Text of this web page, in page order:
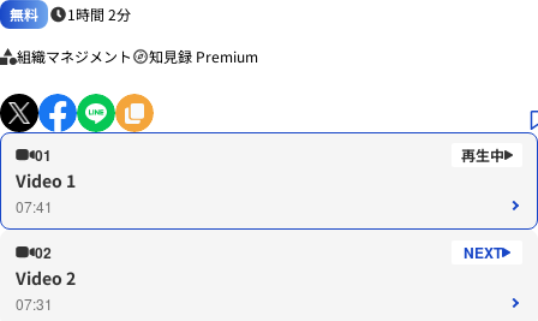
無料 1時間 2分
組織マネジメント 知見録 Premium
01
Video 1
07:41
02
Video 2
07:31